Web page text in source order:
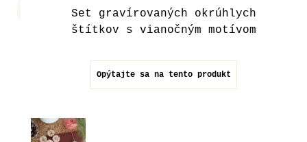
Set gravírovaných okrúhlych
štítkov s vianočným motívom
Opýtajte sa na tento produkt